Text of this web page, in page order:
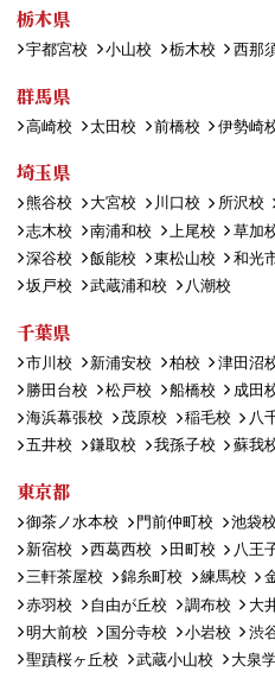
栃木県
宇都宮校 小山校 栃木校 西那
群馬県
高崎校 太田校 前橋校 伊勢崎
埼玉県
熊谷校 大宮校 川口校 所沢校
志木校
南浦和校 上尾校 草加
深谷校
飯能校 東松山校 和光
坂戸校
武蔵浦和校 八潮校
千葉県
市川校 新浦安校 柏校 津田沼
勝田台校
松戸校 船橋校 成田
海浜幕張校
茂原校 稲毛校 八
五井校
鎌取校 我孫子校 蘇我
東京都
御茶ノ水本校 門前仲町校 池袋校
新宿校
西葛西校 田町校 八王
三軒茶屋校
錦糸町校 練馬校
赤羽校
自由が丘校 調布校 大
明大前校
国分寺校 小岩校 渋
聖蹟桜ヶ丘校
武蔵小山校 大泉